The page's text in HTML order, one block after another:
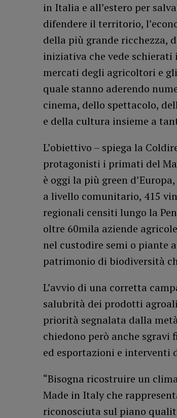
in Italia e all’estero per
difendere il territorio,
della più grande ricchezza,
iniziativa che vede
mercati degli agricoltori e
quale stanno aderendo
cinema, dello spettacolo,
e della cultura insieme a
L’obiettivo – spiega la
protagonisti i primati del
è oggi la più green
a livello comunitario, 415
regionali censiti lungo la
oltre 60mila aziende
nel custodire semi o piante
patrimonio di biodiversità
L’avvio di una corretta
salubrità dei prodotti
priorità segnalata dalla
chiedono però anche
ed esportazioni e interventi
“Bisogna ricostruire un
Made in Italy che
riconosciuta sul piano